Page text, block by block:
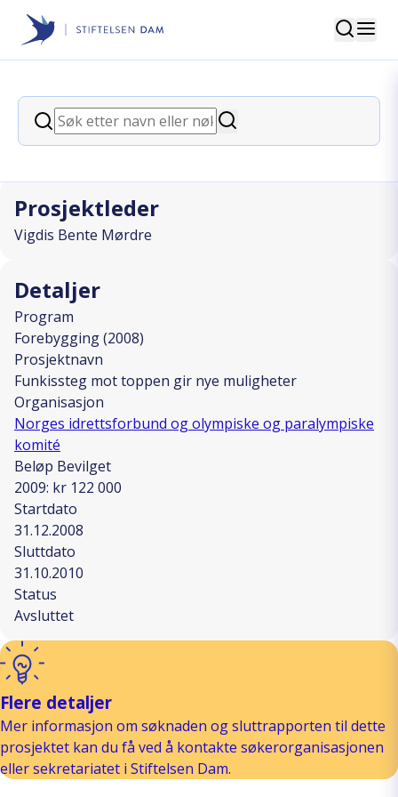
Stiftelsen Dam
Søk
Søk
Søk
back
Funkissteg mot toppen gir nye
Prosjektleder
Vigdis Bente Mørdre
Detaljer
Program
Forebygging (2008)
Prosjektnavn
Funkissteg mot toppen gir nye muligheter
Organisasjon
Norges idrettsforbund og olympiske og paralympiske
komité
Beløp Bevilget
2009: kr 122 000
Startdato
31.12.2008
Sluttdato
31.10.2010
Status
Avsluttet
Flere detaljer
Mer informasjon om søknaden og sluttrapporten til dette
prosjektet kan du få ved å kontakte søkerorganisasjonen
eller sekretariatet i Stiftelsen Dam.